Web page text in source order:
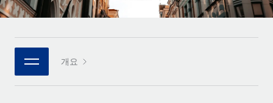
연결 새로운
통합
핵심 비즈니스 도구로 프로세스를 간소화
REMOTE 파트너 되기
플랫폼에 글로벌 HR을 유연하게 통합
Remote와의 파트너십 기회 탐색
직무 설명 라이브러리
이벤트
한국어
개요